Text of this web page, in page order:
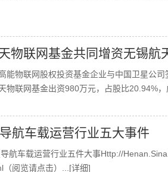
物联网基金共同增资无锡航
能物联网股权投资基金企业与中国卫星公
物联网基金出资980万元，占股比20.94%，
航车载运营行业五大事件
导航车载运营行业五件大事http://
阅览请点击）
...[详细]